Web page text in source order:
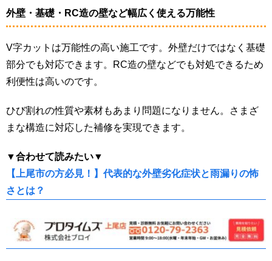
外壁・基礎・RC造の壁など幅広く使える万能性
V字カットは万能性の高い施工です。外壁だけではなく基礎
部分でも対応できます。RC造の壁などでも対処できるため
利便性は高いのです。
ひび割れの性質や素材もあまり問題になりません。さまざ
まな構造に対応した補修を実現できます。
▼合わせて読みたい▼
【上尾市の方必見！】代表的な外壁劣化症状と雨漏りの怖
さとは？